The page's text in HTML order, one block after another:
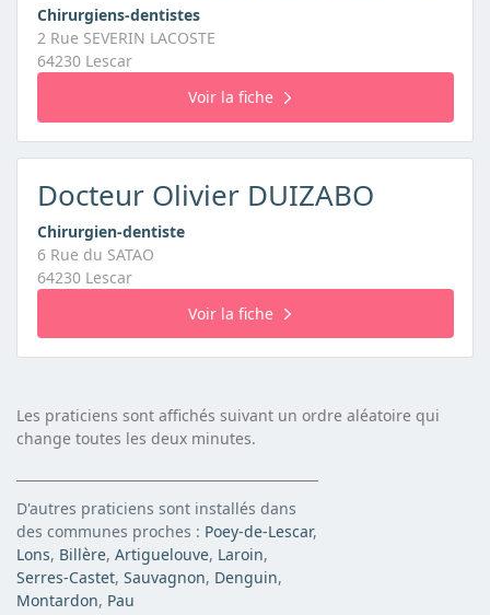
Chirurgiens-dentistes
2 Rue SEVERIN LACOSTE
64230 Lescar
Voir la fiche
Docteur Olivier DUIZABO
Chirurgien-dentiste
6 Rue du SATAO
64230 Lescar
Voir la fiche
Les praticiens sont affichés suivant un ordre aléatoire qui
change toutes les deux minutes.
D'autres praticiens sont installés dans
des communes proches : Poey-de-Lescar,
Lons, Billère, Artiguelouve, Laroin,
Serres-Castet, Sauvagnon, Denguin,
Montardon, Pau